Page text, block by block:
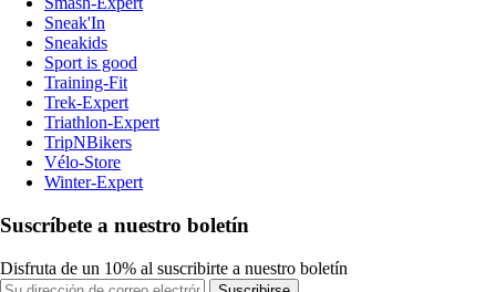
Sneak'In
Sneakids
Sport is good
Training-Fit
Trek-Expert
Triathlon-Expert
TripNBikers
Vélo-Store
Winter-Expert
Suscríbete a nuestro boletín
Disfruta de un 10% al suscribirte a nuestro boletín